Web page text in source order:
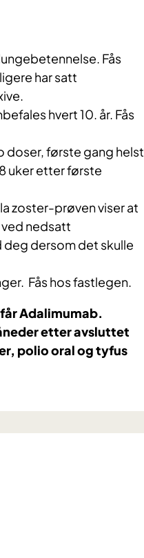
Fås
har satt
hvert 10. år. Fås
doser, første gang helst
uker etter første
zoster-prøven viser at
nedsatt
dersom det skulle
Fås hos fastlegen.
Adalimumab.
etter avsluttet
polio oral og tyfus